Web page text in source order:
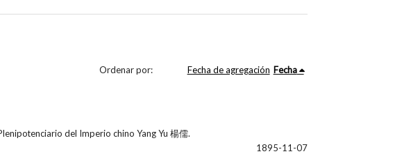
Ordenar por: Fecha de agregación Fecha
del Imperio chino Yang Yu 楊儒.
1895-11-07